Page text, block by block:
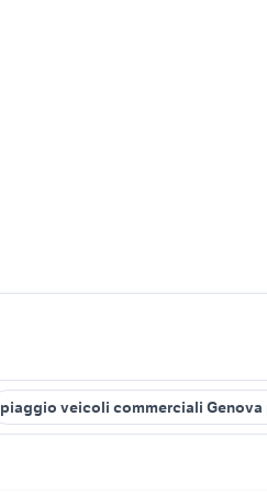
piaggio veicoli commerciali